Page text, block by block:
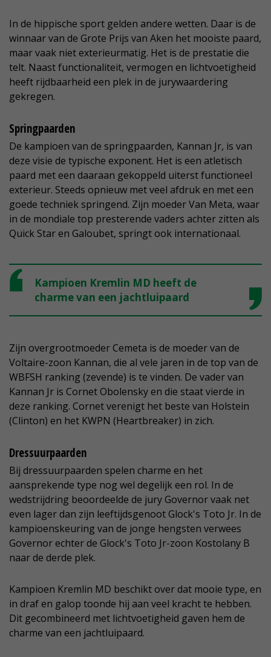
In de hippische sport gelden andere wetten. Daar is de
winnaar van de Grote Prijs van Aken het mooiste paard,
maar vaak niet exterieurmatig. Het is de prestatie die
telt. Naast functionaliteit, vermogen en lichtvoetigheid
heeft rijdbaarheid een plek in de jurywaardering
gekregen.
Springpaarden
De kampioen van de springpaarden, Kannan Jr, is van
deze visie de typische exponent. Het is een atletisch
paard met een daaraan gekoppeld uiterst functioneel
exterieur. Steeds opnieuw met veel afdruk en met een
goede techniek springend. Zijn moeder Van Meta, waar
in de mondiale top presterende vaders achter zitten als
Quick Star en Galoubet, springt ook internationaal.
Kampioen Kremlin MD heeft de
charme van een jachtluipaard
Zijn overgrootmoeder Cemeta is de moeder van de
Voltaire-zoon Kannan, die al vele jaren in de top van de
WBFSH ranking (zevende) is te vinden. De vader van
Kannan Jr is Cornet Obolensky en die staat vierde in
deze ranking. Cornet verenigt het beste van Holstein
(Clinton) en het KWPN (Heartbreaker) in zich.
Dressuurpaarden
Bij dressuurpaarden spelen charme en het
aansprekende type nog wel degelijk een rol. In de
wedstrijdring beoordeelde de jury Governor vaak net
even lager dan zijn leeftijdsgenoot Glock's Toto Jr. In de
kampioenskeuring van de jonge hengsten verwees
Governor echter de Glock's Toto Jr-zoon Kostolany B
naar de derde plek.
Kampioen Kremlin MD beschikt over dat mooie type, en
in draf en galop toonde hij aan veel kracht te hebben.
Dit gecombineerd met lichtvoetigheid gaven hem de
charme van een jachtluipaard.